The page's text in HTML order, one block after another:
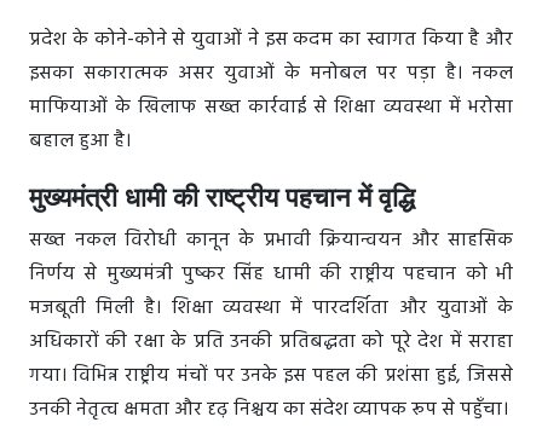
प्रदेश के कोने-कोने से युवाओं ने इस कदम का स्वागत किया है और
इसका सकारात्मक असर युवाओं के मनोबल पर पड़ा है। नकल
माफियाओं के खिलाफ सख्त कार्रवाई से शिक्षा व्यवस्था में भरोसा
बहाल हुआ है।
मुख्यमंत्री धामी की राष्ट्रीय पहचान में वृद्धि
सख्त नकल विरोधी कानून के प्रभावी क्रियान्वयन और साहसिक
निर्णय से मुख्यमंत्री पुष्कर सिंह धामी की राष्ट्रीय पहचान को भी
मजबूती मिली है। शिक्षा व्यवस्था में पारदर्शिता और युवाओं के
अधिकारों की रक्षा के प्रति उनकी प्रतिबद्धता को पूरे देश में सराहा
गया। विभिन्न राष्ट्रीय मंचों पर उनके इस पहल की प्रशंसा हुई, जिससे
उनकी नेतृत्व क्षमता और दृढ़ निश्चय का संदेश व्यापक रूप से पहुँचा।